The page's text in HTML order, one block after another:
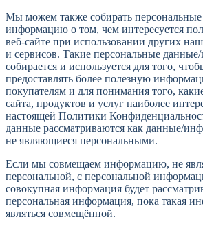
Мы можем также собирать
информацию о том, чем интересуется
веб-сайте при использовании других
и сервисов. Такие персональные
собирается и используется для того,
предоставлять более полезную
покупателям и для понимания того,
сайта, продуктов и услуг наиболее
настоящей Политики
данные рассматриваются как данные/
не являющиеся персональными.
Если мы совмещаем информацию, не
персональной, с персональной
совокупная информация будет
персональная информация, пока такая
являться совмещённой.